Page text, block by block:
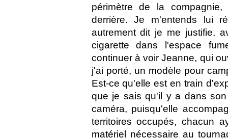
périmètre de la
derrière. Je m'entends lui
autrement dit je me justifie,
cigarette dans l'espace
continuer à voir Jeanne, qui
j'ai porté, un modèle pour
Est-ce qu'elle est en train
que je sais qu'il y a dans
caméra, puisqu'elle
territoires occupés, chacun
matériel nécessaire au